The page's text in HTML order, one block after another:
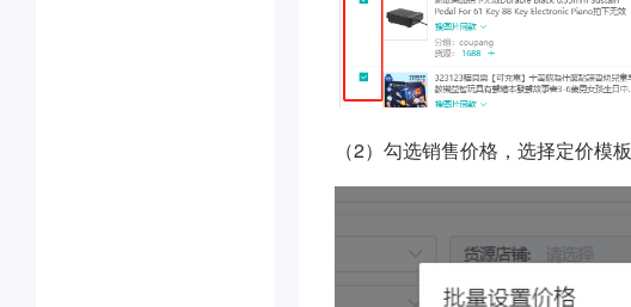
（2）勾选销售价格，选择定价模板